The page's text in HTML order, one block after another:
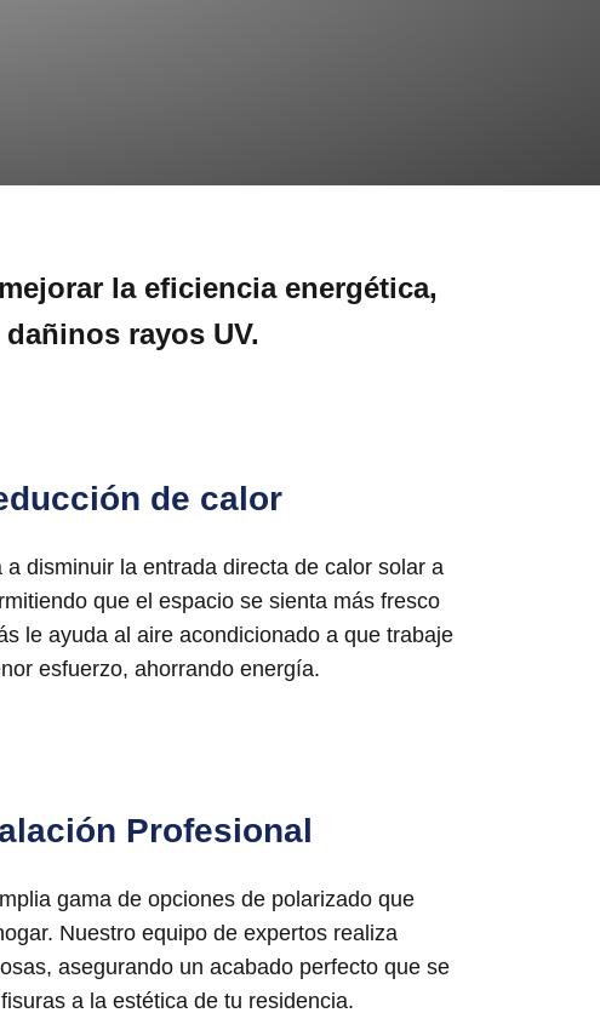
la eficiencia energética,
rayos UV.
de calor
a disminuir la entrada directa de calor solar a
que el espacio se sienta más fresco
le ayuda al aire acondicionado a que trabaje
esfuerzo, ahorrando energía.
Profesional
gama de opciones de polarizado que
Nuestro equipo de expertos realiza
asegurando un acabado perfecto que se
a la estética de tu residencia.